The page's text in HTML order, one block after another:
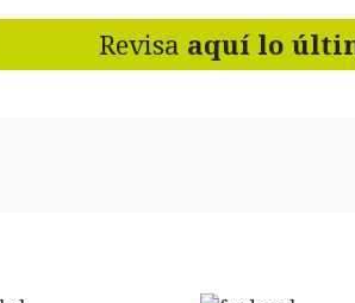
Revisa aquí lo